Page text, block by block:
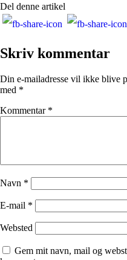
Del denne artikel
Skriv kommentar
Din e-mailadresse vil ikke blive
med *
Kommentar *
Navn *
E-mail *
Websted
Gem mit navn, mail og